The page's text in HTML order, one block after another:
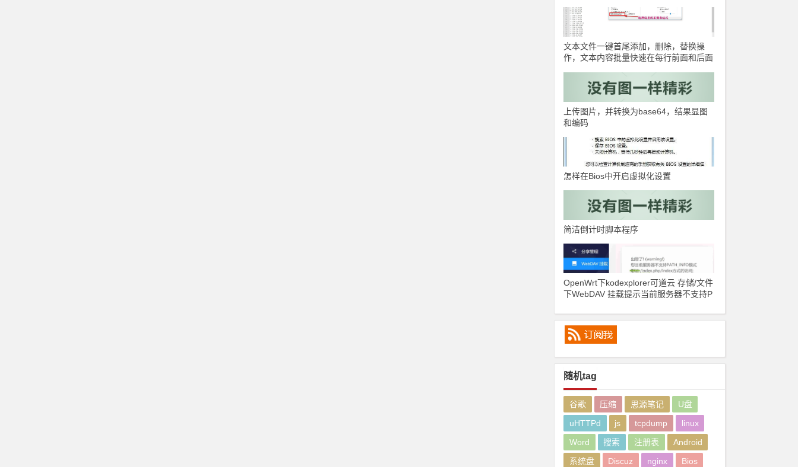
文本文件一键首尾添加，删除，替换操
作，文本内容批量快速在每行前面和后面
上传图片，并转换为base64，结果显图
和编码
怎样在Bios中开启虚拟化设置
简洁倒计时脚本程序
OpenWrt下kodexplorer可道云 存储/文件
下WebDAV 挂载提示当前服务器不支持P
随机tag
谷歌 压缩 思源笔记
U盘
uHTTPd
js tcpdump
linux
Word
搜索 注册表
Android
系统盘
Discuz nginx
Bios